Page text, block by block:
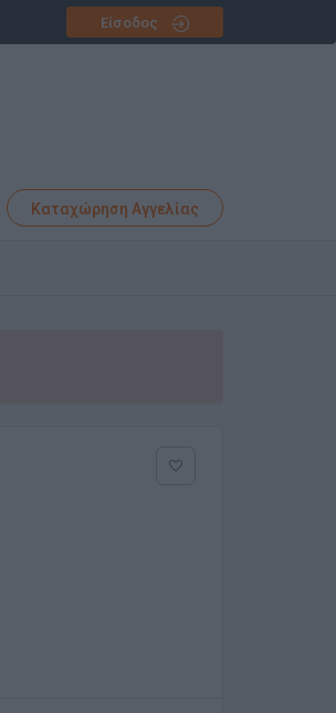
Είσοδος
Καταχώρηση Αγγελίας